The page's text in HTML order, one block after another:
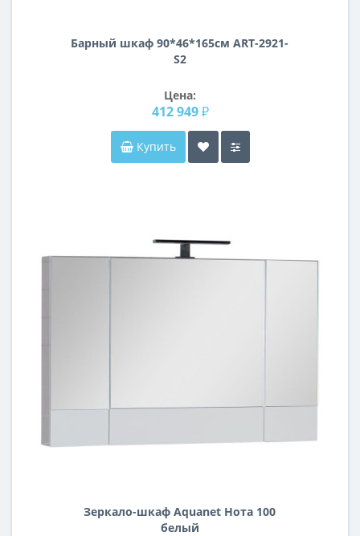
Барный шкаф 90*46*165см ART-2921-
S2
Цена:
412 949 ₽
Купить
Зеркало-шкаф Aquanet Нота 100
белый